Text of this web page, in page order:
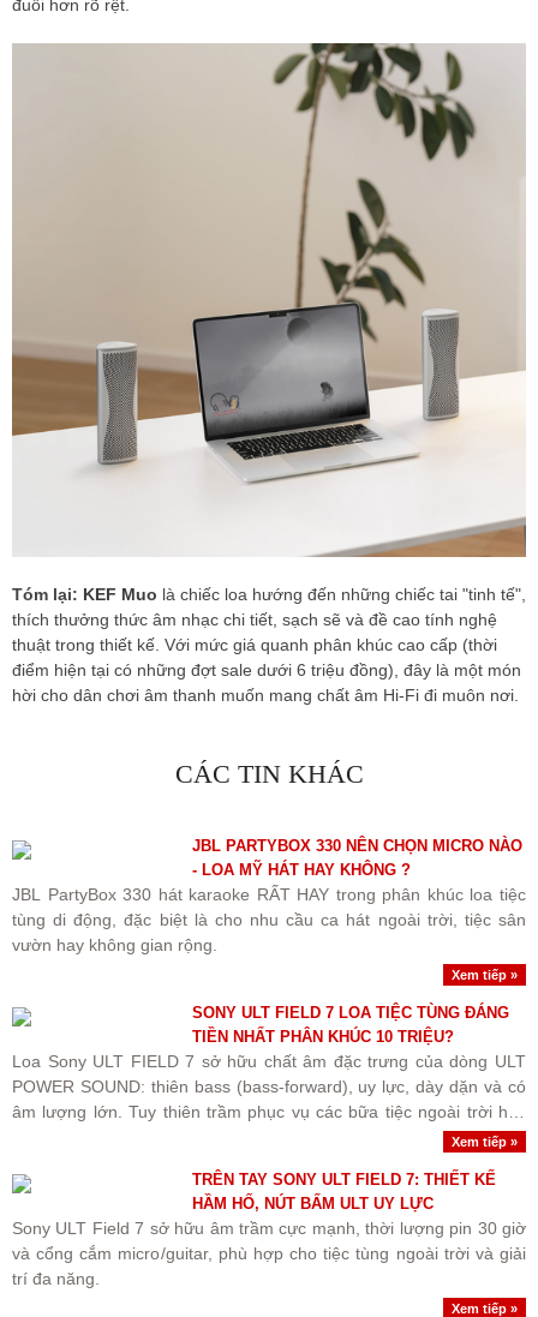
đuối hơn rõ rệt.
Tóm lại: KEF Muo là chiếc loa hướng đến những chiếc tai "tinh tế",
thích thưởng thức âm nhạc chi tiết, sạch sẽ và đề cao tính nghệ
thuật trong thiết kế. Với mức giá quanh phân khúc cao cấp (thời
điểm hiện tại có những đợt sale dưới 6 triệu đồng), đây là một món
hời cho dân chơi âm thanh muốn mang chất âm Hi-Fi đi muôn nơi.
CÁC TIN KHÁC
JBL PARTYBOX 330 NÊN CHỌN MICRO NÀO
- LOA MỸ HÁT HAY KHÔNG ?
JBL PartyBox 330 hát karaoke RẤT HAY trong phân khúc loa tiệc
tùng di động, đặc biệt là cho nhu cầu ca hát ngoài trời, tiệc sân
vườn hay không gian rộng.
Xem tiếp »
SONY ULT FIELD 7 LOA TIỆC TÙNG ĐÁNG
TIỀN NHẤT PHÂN KHÚC 10 TRIỆU?
Loa Sony ULT FIELD 7 sở hữu chất âm đặc trưng của dòng ULT
POWER SOUND: thiên bass (bass-forward), uy lực, dày dặn và có
âm lượng lớn. Tuy thiên trầm phục vụ các bữa tiệc ngoài trời hay
Xem tiếp »
TRÊN TAY SONY ULT FIELD 7: THIẾT KẾ
HẦM HỐ, NÚT BẤM ULT UY LỰC
Sony ULT Field 7 sở hữu âm trầm cực mạnh, thời lượng pin 30 giờ
và cổng cắm micro/guitar, phù hợp cho tiệc tùng ngoài trời và giải
trí đa năng.
Xem tiếp »